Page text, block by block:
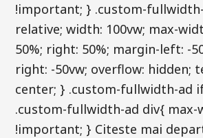
!important; } .custom-
relative; width: 100vw; max-
50%; right: 50%; margin-left: -
right: -50vw; overflow: hidden;
center; } .custom-fullwidth-ad
.custom-fullwidth-ad div{ max-
!important; } Citeste mai